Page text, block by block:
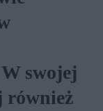
swojej
również